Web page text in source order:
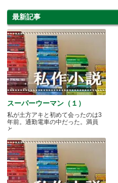
最新記事
スーパーウーマン（１）
私が土方アキと初めて会ったのは3
年前。通勤電車の中だった。満員
と.....